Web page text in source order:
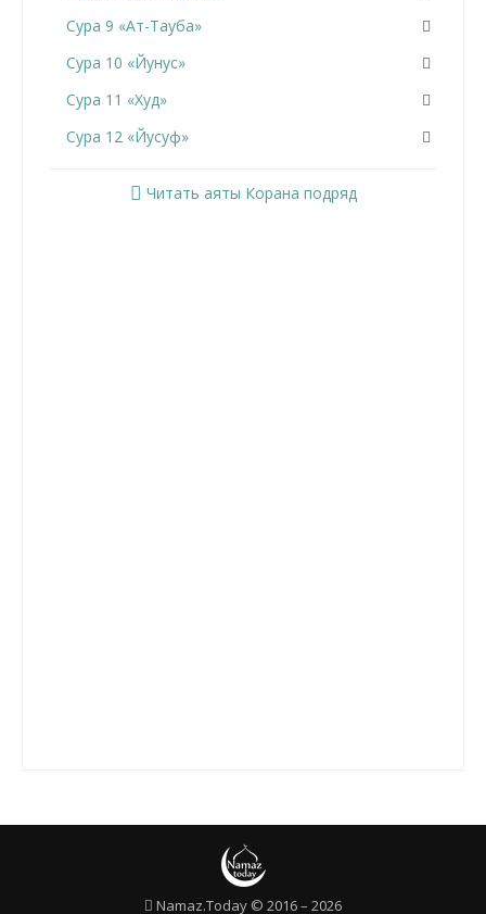
Сура 9 «Ат-Тауба»
Сура 10 «Йунус»
Сура 11 «Худ»
Сура 12 «Йусуф»
Читать аяты Корана подряд
Namaz.Today © 2016 – 2026